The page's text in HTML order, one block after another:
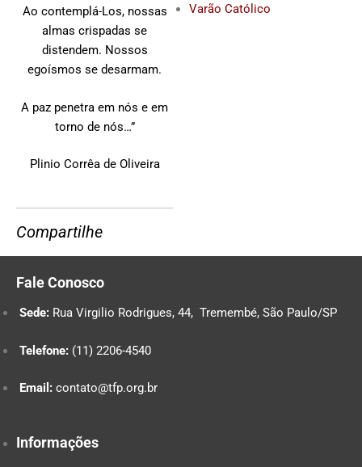
Ao contemplá-Los, nossas
almas crispadas se
distendem. Nossos
egoísmos se desarmam.
A paz penetra em nós e em
torno de nós…”
Plinio Corrêa de Oliveira
Compartilhe
Varão Católico
Fale Conosco
Sede: Rua Virgilio Rodrigues, 44, Tremembé, São Paulo/SP
Telefone: (11) 2206-4540
Email: contato@tfp.org.br
Informações